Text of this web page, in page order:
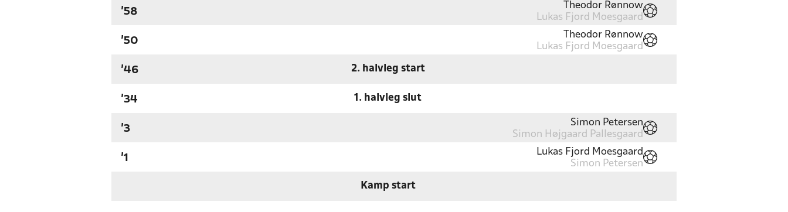
'58
Theodor Rønnow
Lukas Fjord Moesgaard
'50
Theodor Rønnow
Lukas Fjord Moesgaard
'46 2. halvleg start
'34 1. halvleg slut
'3
Simon Petersen
Simon Højgaard Pallesgaard
'1
Lukas Fjord Moesgaard
Simon Petersen
Kamp start